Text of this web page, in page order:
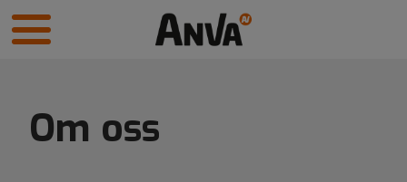
Om oss